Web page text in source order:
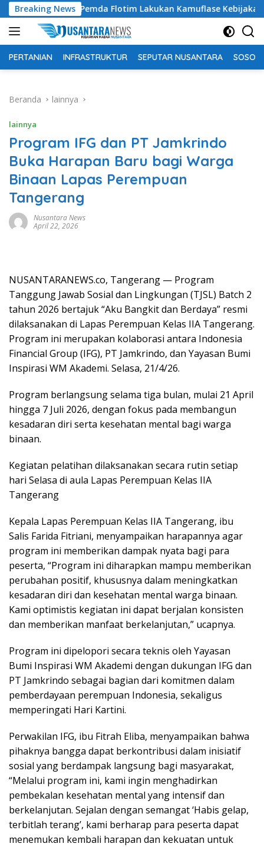
Langsung
ke
konten
Breaking News
Pemda Flotim Lakukan Kamuflase Kebijakan Politik
PERTANIAN INFRASTRUKTUR SEPUTAR NUSANTARA SOSOK
Beranda lainnya
lainnya
Program IFG dan PT Jamkrindo
Buka Harapan Baru bagi Warga
Binaan Lapas Perempuan
Tangerang
Nusantara News
April 22, 2026
NUSANTARANEWS.co, Tangerang — Program
Tanggung Jawab Sosial dan Lingkungan (TJSL) Batch 2
tahun 2026 bertajuk “Aku Bangkit dan Berdaya” resmi
dilaksanakan di Lapas Perempuan Kelas IIA Tangerang.
Program ini merupakan kolaborasi antara Indonesia
Financial Group (IFG), PT Jamkrindo, dan Yayasan Bumi
Inspirasi WM Akademi. Selasa, 21/4/26.
Program berlangsung selama tiga bulan, mulai 21 April
hingga 7 Juli 2026, dengan fokus pada membangun
kesadaran diri serta kesehatan mental bagi warga
binaan.
Kegiatan pelatihan dilaksanakan secara rutin setiap
hari Selasa di aula Lapas Perempuan Kelas IIA
Tangerang
Kepala Lapas Perempuan Kelas IIA Tangerang, ibu
Salis Farida Fitriani, menyampaikan harapannya agar
program ini memberikan dampak nyata bagi para
peserta, “Program ini diharapkan mampu memberikan
perubahan positif, khususnya dalam meningkatkan
kesadaran diri dan kesehatan mental warga binaan.
Kami optimistis kegiatan ini dapat berjalan konsisten
dan memberikan manfaat berkelanjutan,” ucapnya.
Program ini dipelopori secara teknis oleh Yayasan
Bumi Inspirasi WM Akademi dengan dukungan IFG dan
PT Jamkrindo sebagai bagian dari komitmen dalam
pemberdayaan perempuan Indonesia, sekaligus
memperingati Hari Kartini.
Perwakilan IFG, ibu Fitrah Eliba, menyampaikan bahwa
pihaknya bangga dapat berkontribusi dalam inisiatif
sosial yang berdampak langsung bagi masyarakat,
“Melalui program ini, kami ingin menghadirkan
pembekalan kesehatan mental yang intensif dan
berkelanjutan. Sejalan dengan semangat ‘Habis gelap,
terbitlah terang’, kami berharap para peserta dapat
menemukan kembali harapan dan kekuatan untuk